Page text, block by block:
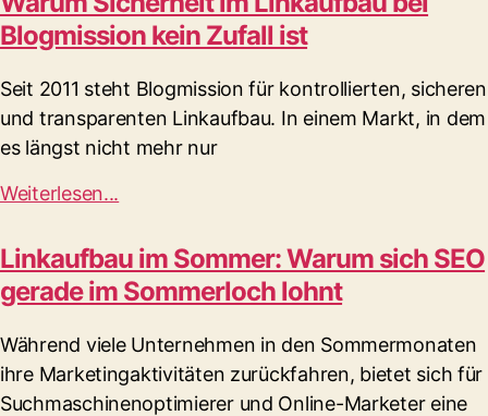
Blogmission kein Zufall ist
Seit 2011 steht Blogmission für kontrollierten, sicheren
und transparenten Linkaufbau. In einem Markt, in dem
es längst nicht mehr nur
Weiterlesen...
Linkaufbau im Sommer: Warum sich SEO
gerade im Sommerloch lohnt
Während viele Unternehmen in den Sommermonaten
ihre Marketingaktivitäten zurückfahren, bietet sich für
Suchmaschinenoptimierer und Online-Marketer eine